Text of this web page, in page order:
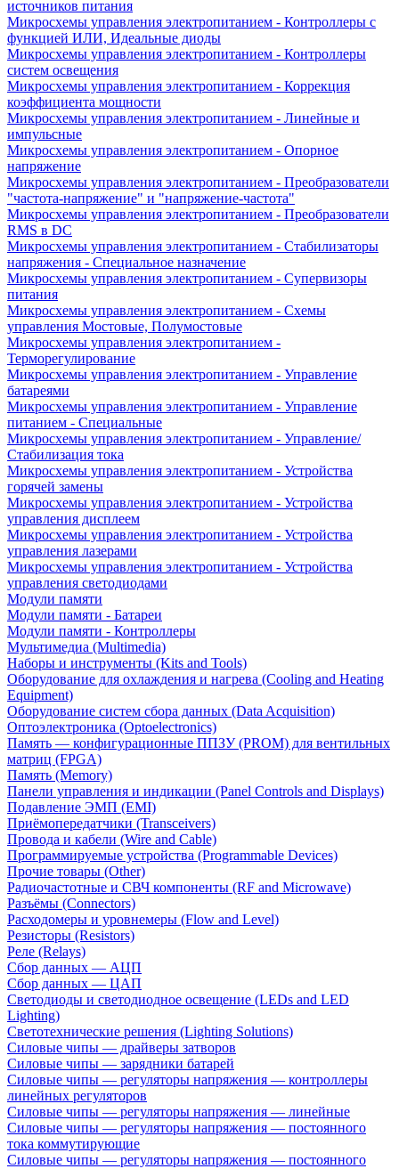
источников питания
Микросхемы управления электропитанием - Контроллеры с
функцией ИЛИ, Идеальные диоды
Микросхемы управления электропитанием - Контроллеры
систем освещения
Микросхемы управления электропитанием - Коррекция
коэффициента мощности
Микросхемы управления электропитанием - Линейные и
импульсные
Микросхемы управления электропитанием - Опорное
напряжение
Микросхемы управления электропитанием - Преобразователи
"частота-напряжение" и "напряжение-частота"
Микросхемы управления электропитанием - Преобразователи
RMS в DC
Микросхемы управления электропитанием - Стабилизаторы
напряжения - Специальное назначение
Микросхемы управления электропитанием - Супервизоры
питания
Микросхемы управления электропитанием - Схемы
управления Мостовые, Полумостовые
Микросхемы управления электропитанием -
Терморегулирование
Микросхемы управления электропитанием - Управление
батареями
Микросхемы управления электропитанием - Управление
питанием - Специальные
Микросхемы управления электропитанием - Управление/
Стабилизация тока
Микросхемы управления электропитанием - Устройства
горячей замены
Микросхемы управления электропитанием - Устройства
управления дисплеем
Микросхемы управления электропитанием - Устройства
управления лазерами
Микросхемы управления электропитанием - Устройства
управления светодиодами
Модули памяти
Модули памяти - Батареи
Модули памяти - Контроллеры
Мультимедиа (Multimedia)
Наборы и инструменты (Kits and Tools)
Оборудование для охлаждения и нагрева (Cooling and Heating
Equipment)
Оборудование систем сбора данных (Data Acquisition)
Оптоэлектроника (Optoelectronics)
Память — конфигурационные ППЗУ (PROM) для вентильных
матриц (FPGA)
Память (Memory)
Панели управления и индикации (Panel Controls and Displays)
Подавление ЭМП (EMI)
Приёмопередатчики (Transceivers)
Провода и кабели (Wire and Cable)
Программируемые устройства (Programmable Devices)
Прочие товары (Other)
Радиочастотные и СВЧ компоненты (RF and Microwave)
Разъёмы (Connectors)
Расходомеры и уровнемеры (Flow and Level)
Резисторы (Resistors)
Реле (Relays)
Сбор данных — АЦП
Сбор данных — ЦАП
Светодиоды и светодиодное освещение (LEDs and LED
Lighting)
Светотехнические решения (Lighting Solutions)
Силовые чипы — драйверы затворов
Силовые чипы — зарядники батарей
Силовые чипы — регуляторы напряжения — контроллеры
линейных регуляторов
Силовые чипы — регуляторы напряжения — линейные
Силовые чипы — регуляторы напряжения — постоянного
тока коммутирующие
Силовые чипы — регуляторы напряжения — постоянного